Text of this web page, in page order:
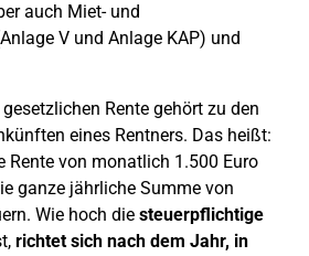
auch Miet- und
V und Anlage KAP) und
Rente gehört zu den
eines Rentners. Das heißt:
Rente von monatlich 1.500 Euro
ganze jährliche Summe von
Wie hoch die steuerpflichtige
richtet sich nach dem Jahr, in